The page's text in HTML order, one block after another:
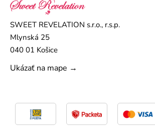
SWEET REVELATION s.r.o., r.s.p.
Mlynská 25
040 01 Košice
Ukázať na mape →